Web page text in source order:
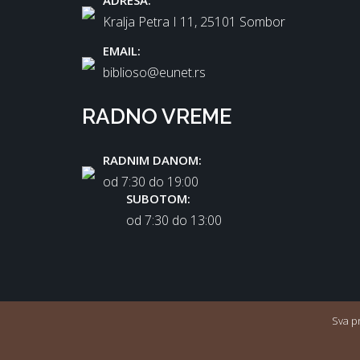
Kralja Petra I 11, 25101 Sombor
EMAIL:
biblioso@eunet.rs
RADNO VREME
RADNIM DANOM:
od 7:30 dо 19:00
SUBOTOM:
od 7:30 dо 13:00
Sva